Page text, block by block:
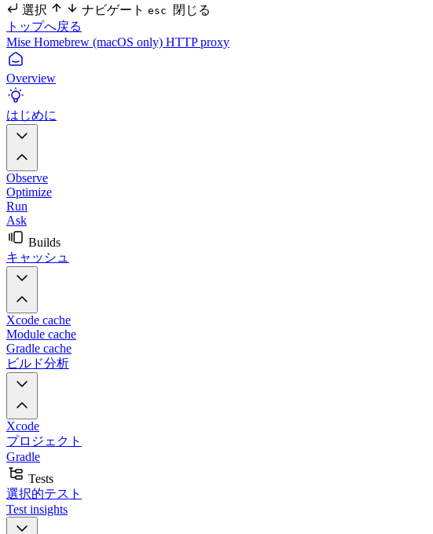
選択 ナビゲート esc
閉じる
トップへ戻る
Mise Homebrew (macOS only) HTTP proxy
Overview
はじめに
Observe
Optimize
Run
Ask
Builds
キャッシュ
Xcode cache
Module cache
Gradle cache
ビルド分析
Xcode
プロジェクト
Gradle
Tests
選択的テスト
Test insights